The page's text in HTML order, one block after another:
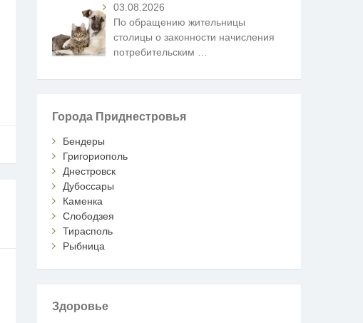
03.08.2026
По обращению жительницы
столицы о законности начисления
потребительским
Города Приднестровья
Бендеры
Григориополь
Днестровск
Дубоссары
Каменка
Слободзея
Тирасполь
Рыбница
Здоровье